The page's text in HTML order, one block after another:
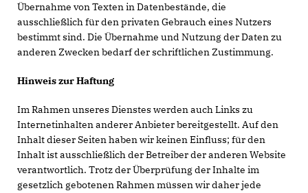
Übernahme von Texten in Datenbestände, die
ausschließlich für den privaten Gebrauch eines Nutzers
bestimmt sind. Die Übernahme und Nutzung der Daten zu
anderen Zwecken bedarf der schriftlichen Zustimmung.
Hinweis zur Haftung
Im Rahmen unseres Dienstes werden auch Links zu
Internetinhalten anderer Anbieter bereitgestellt. Auf den
Inhalt dieser Seiten haben wir keinen Einfluss; für den
Inhalt ist ausschließlich der Betreiber der anderen Website
verantwortlich. Trotz der Überprüfung der Inhalte im
gesetzlich gebotenen Rahmen müssen wir daher jede